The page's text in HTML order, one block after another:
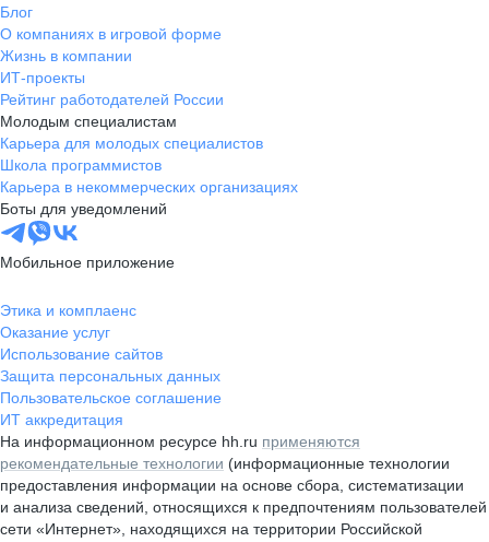
Блог
О компаниях в игровой форме
Жизнь в компании
ИТ-проекты
Рейтинг работодателей России
Молодым специалистам
Карьера для молодых специалистов
Школа программистов
Карьера в некоммерческих организациях
Боты для уведомлений
Мобильное приложение
Этика и комплаенс
Оказание услуг
Использование сайтов
Защита персональных данных
Пользовательское соглашение
ИТ аккредитация
На информационном ресурсе hh.ru применяются
рекомендательные технологии (информационные технологии
предоставления информации на основе сбора, систематизации
и анализа сведений, относящихся к предпочтениям пользователей
сети «Интернет», находящихся на территории Российской